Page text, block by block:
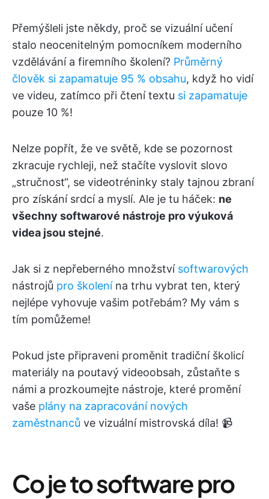
Přemýšleli jste někdy, proč se vizuální učení
stalo neocenitelným pomocníkem moderního
vzdělávání a firemního školení? Průměrný
člověk si zapamatuje 95 % obsahu, když ho vidí
ve videu, zatímco při čtení textu si zapamatuje
pouze 10 %!
Nelze popřít, že ve světě, kde se pozornost
zkracuje rychleji, než stačíte vyslovit slovo
„stručnost“, se videotréninky staly tajnou zbraní
pro získání srdcí a myslí. Ale je tu háček: ne
všechny softwarové nástroje pro výuková
videa jsou stejné.
Jak si z nepřeberného množství softwarových
nástrojů pro školenína trhu vybrat ten, který
nejlépe vyhovuje vašim potřebám? My vám s
tím pomůžeme!
Pokud jste připraveni proměnit tradiční školicí
materiály na poutavý videoobsah, zůstaňte s
námi a prozkoumejte nástroje, které promění
vaše plány na zapracování nových
zaměstnanců ve vizuální mistrovská díla! 📹
Co je to software pro